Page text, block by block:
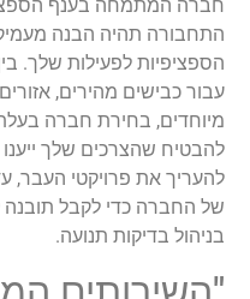
חברה המתמחה בענף
התחבורה תהיה הבנה
הספציפיות לפעילות שלך.
עבור כבישים מהירים, אזורים
מיוחדים, בחירת חברה בעלת
להבטיח שהצרכים שלך ייענו
להעריך את פרויקטי העבר,
של החברה כדי לקבל תובנה
בניהול בדיקות תנועה.